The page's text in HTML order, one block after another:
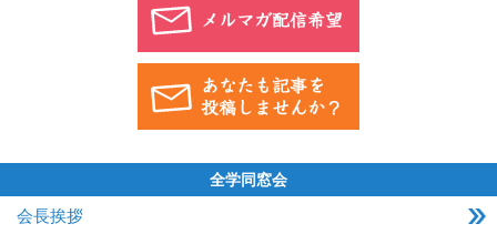
全学同窓会
会長挨拶